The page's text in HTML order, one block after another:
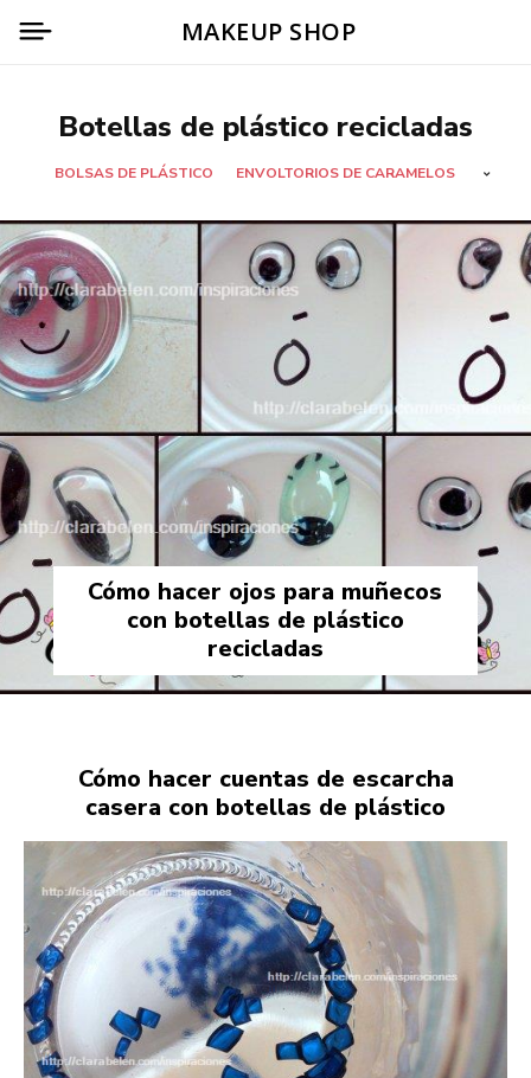
MAKEUP SHOP
Botellas de plástico recicladas
BOLSAS DE PLÁSTICO ENVOLTORIOS DE CARAMELOS
Cómo hacer ojos para muñecos
con botellas de plástico
recicladas
Cómo hacer cuentas de escarcha
casera con botellas de plástico